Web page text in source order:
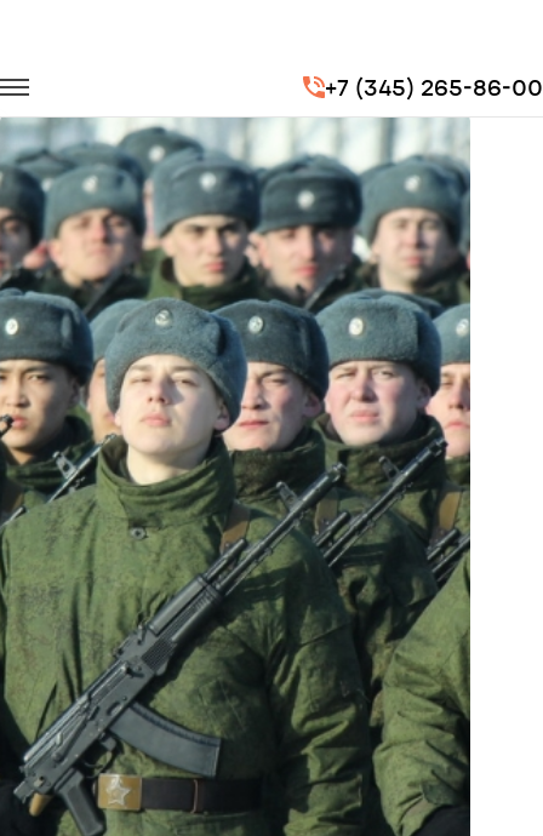
+7 (345) 265-86-00
Перевозка сотрудников
Этап командно-штабных сборов Вооруженных сил РФ